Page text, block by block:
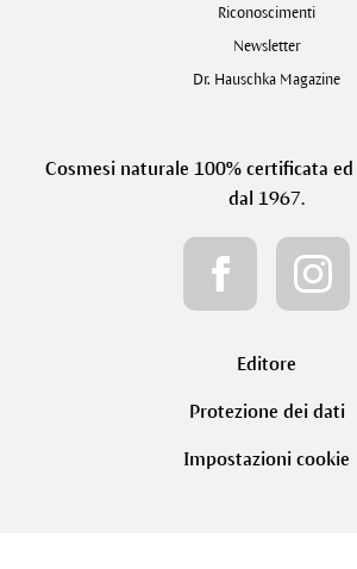
Riconoscimenti
Newsletter
Dr. Hauschka Magazine
Cosmesi naturale 100% certificata ed
dal 1967.
Editore
Protezione dei dati
Impostazioni cookie